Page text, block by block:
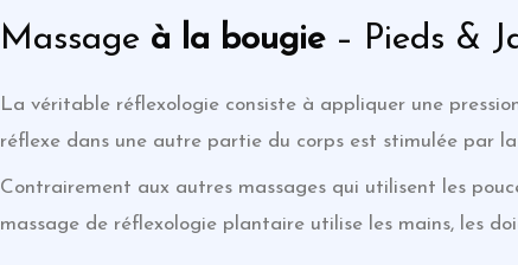
Massage à la bougie– Pieds &
La véritable réflexologie consiste à appliquer une
réflexe dans une autre partie du corps est stimulée par
Contrairement aux autres massages qui utilisent les
massage de réflexologie plantaire utilise les mains, les